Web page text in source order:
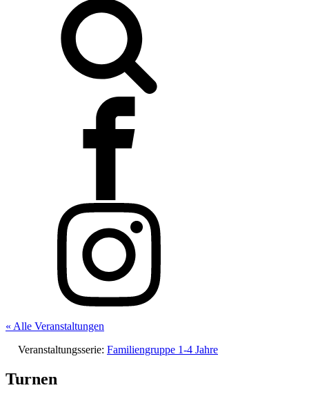
« Alle Veranstaltungen
Veranstaltungsserie: Familiengruppe 1-4 Jahre
Turnen